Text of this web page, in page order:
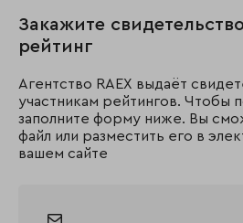
Закажите
рейтинг
Агентство RAEX выдаёт
участникам рейтингов. Чтобы
заполните форму ниже. Вы
файл или разместить его в
вашем сайте